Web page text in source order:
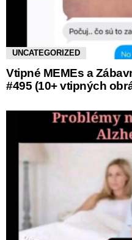
UNCATEGORIZED
Vtipné MEMEs a
#495 (10+ vtipných